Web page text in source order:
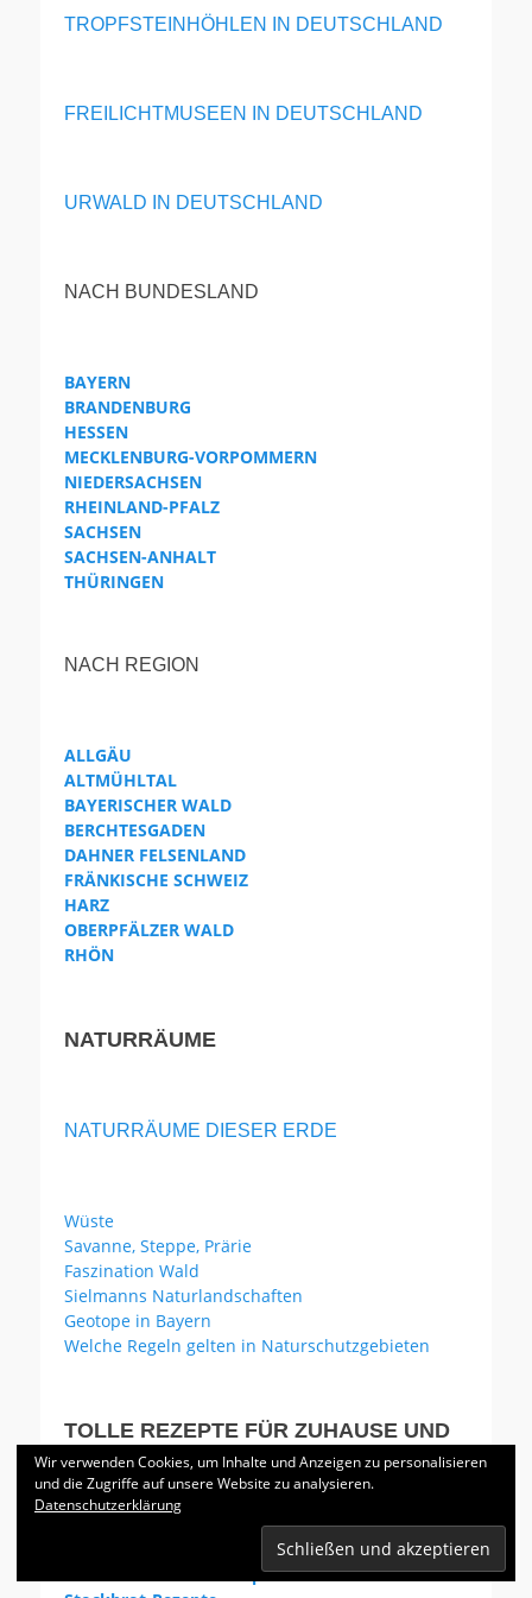
TROPFSTEINHÖHLEN IN DEUTSCHLAND
FREILICHTMUSEEN IN DEUTSCHLAND
URWALD IN DEUTSCHLAND
NACH BUNDESLAND
BAYERN
BRANDENBURG
HESSEN
MECKLENBURG-VORPOMMERN
NIEDERSACHSEN
RHEINLAND-PFALZ
SACHSEN
SACHSEN-ANHALT
THÜRINGEN
NACH REGION
ALLGÄU
ALTMÜHLTAL
BAYERISCHER WALD
BERCHTESGADEN
DAHNER FELSENLAND
FRÄNKISCHE SCHWEIZ
HARZ
OBERPFÄLZER WALD
RHÖN
NATURRÄUME
NATURRÄUME DIESER ERDE
Wüste
Savanne, Steppe, Prärie
Faszination Wald
Sielmanns Naturlandschaften
Geotope in Bayern
Welche Regeln gelten in Naturschutzgebieten
TOLLE REZEPTE FÜR ZUHAUSE UND
UNTERWEGS
Chinesische Nudeln gebraten
Folienkartoffeln mit Dip
Wir verwenden Cookies, um Inhalte und Anzeigen zu personalisieren
und die Zugriffe auf unsere Website zu analysieren.
Datenschutzerklärung